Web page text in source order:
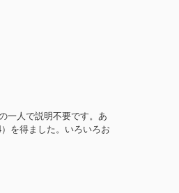
一人で説明不要です。あ
を得ました。いろいろお